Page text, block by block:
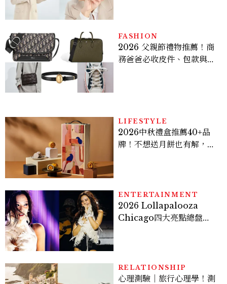
倦感，超神！
FASHION
2026 父親節禮物推薦！商
務爸爸必收皮件、包款與鞋
LIFESTYLE
2026中秋禮盒推薦40+品
牌！不想送月餅也有解，送
ENTERTAINMENT
2026 Lollapalooza
Chicago四大亮點總盤
RELATIONSHIP
心理測驗｜旅行心理學！測